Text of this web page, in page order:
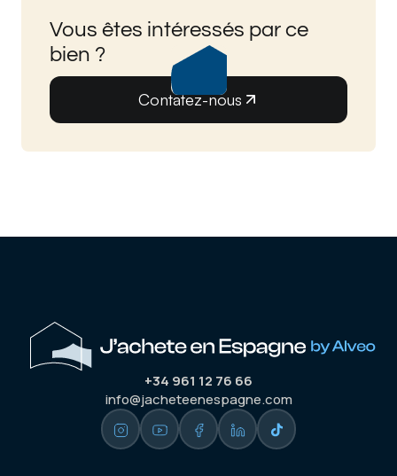
Vous êtes intéressés par ce
bien ?
Contatez-nous
+34 961 12 76 66
info@jacheteenespagne.com